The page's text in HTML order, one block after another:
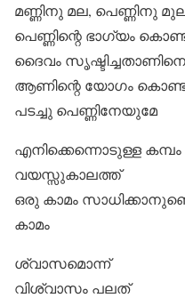
മണ്ണിനു മല, പെണ്ണിനു
പെണ്ണിന്റെ ഭാഗ്യം
ദൈവം സൃഷ്ടിച്ചതാണിനെ
ആണിന്റെ യോഗം
പടച്ചു പെണ്ണിനേയുമേ
എനിക്കെന്നൊടുള്ള കമ്പം
വയസ്സുകാലത്ത്
ഒരു കാമം
കാമം
ശ്വാസമൊന്ന്
വിശ്വാസം പലത്